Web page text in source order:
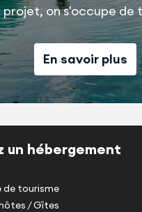
projet, on s'occupe de
En savoir plus
un hébergement
de tourisme
/ Gîtes